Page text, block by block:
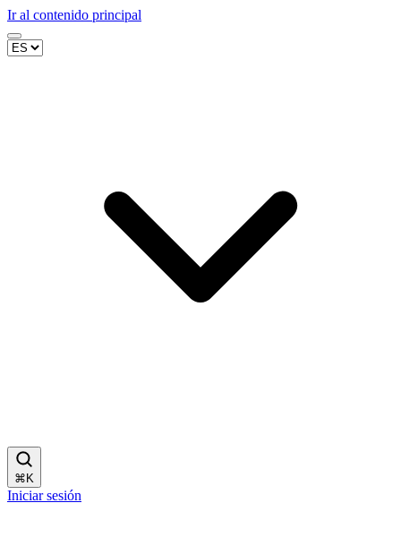
Ir al contenido principal
⌘ K
Iniciar sesión